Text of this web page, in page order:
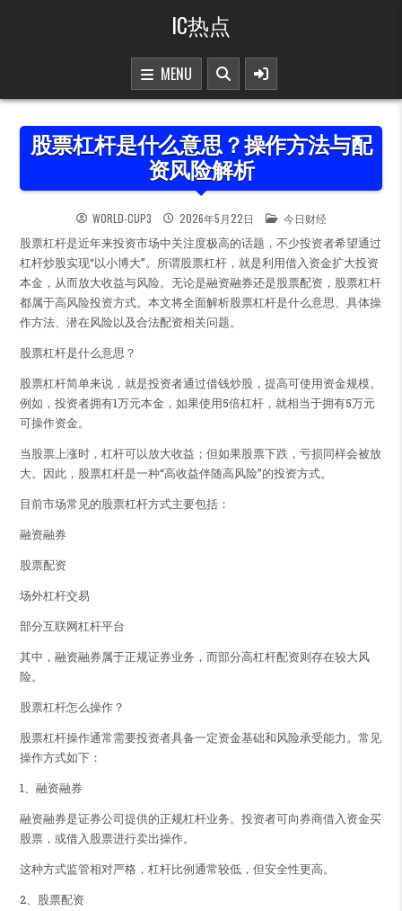
IC热点
MENU
股票杠杆是什么意思？操作方法与配
资风险解析
WORLD-CUP3 2026年5月22日 POSTED IN
今日财经
股票杠杆是近年来投资市场中关注度极高的话题，不少投资者希望通过
杠杆炒股实现“以小博大”。所谓股票杠杆，就是利用借入资金扩大投资
本金，从而放大收益与风险。无论是融资融券还是股票配资，股票杠杆
都属于高风险投资方式。本文将全面解析股票杠杆是什么意思、具体操
作方法、潜在风险以及合法配资相关问题。
股票杠杆是什么意思？
股票杠杆简单来说，就是投资者通过借钱炒股，提高可使用资金规模。
例如，投资者拥有1万元本金，如果使用5倍杠杆，就相当于拥有5万元
可操作资金。
当股票上涨时，杠杆可以放大收益；但如果股票下跌，亏损同样会被放
大。因此，股票杠杆是一种“高收益伴随高风险”的投资方式。
目前市场常见的股票杠杆方式主要包括：
融资融券
股票配资
场外杠杆交易
部分互联网杠杆平台
其中，融资融券属于正规证券业务，而部分高杠杆配资则存在较大风
险。
股票杠杆怎么操作？
股票杠杆操作通常需要投资者具备一定资金基础和风险承受能力。常见
操作方式如下：
1、融资融券
融资融券是证券公司提供的正规杠杆业务。投资者可向券商借入资金买
股票，或借入股票进行卖出操作。
这种方式监管相对严格，杠杆比例通常较低，但安全性更高。
2、股票配资